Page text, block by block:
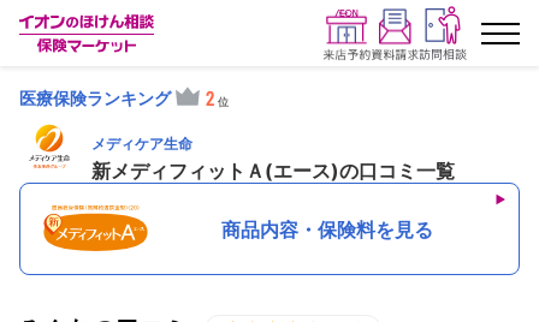
保険を比較する
保険会社から探す
医療保険ランキング 2
メディケア生命
新メディフィットＡ(エース)の口コミ一覧
商品内容・保険料を見る